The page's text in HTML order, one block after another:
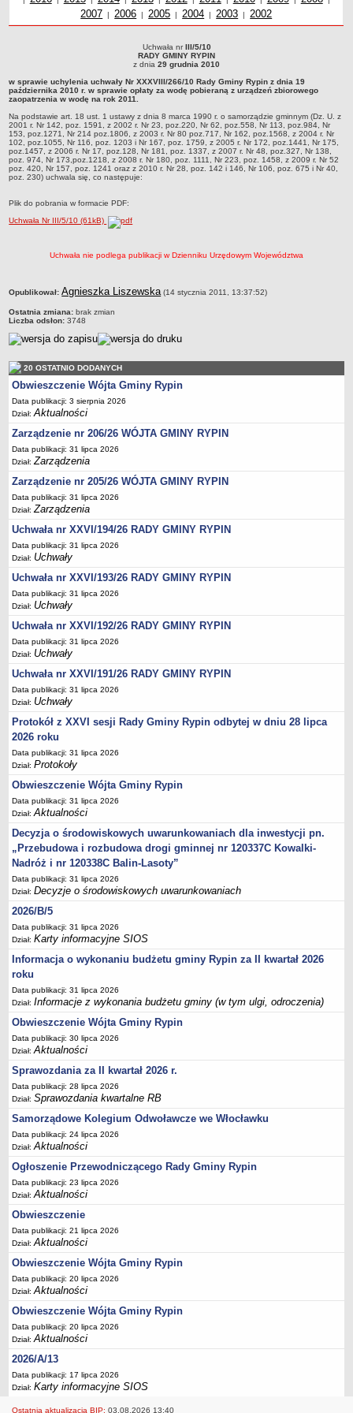
Dane statystyczne
Związki i stowarzyszenia
Realizacja zadań publicznych
Rejestr zbiorów danych osobowych
Rejestr instytucji kultury
RODO Klauzule informacyjne
AKTUALNOŚCI I OGŁOSZENIA
URZĄD GMINY
Tabela informacyjna
Czas pracy urzędu
Nr konta bankowego, NIP, REGON
Pracownicy urzędu - baza magazynowo - warsztatowa
Kompetencje referatów
Regulamin organizacyjny
Ogłoszenia o naborze na wolne stanowiska urzędnicze
Lista kandydatów spełniających wymagania formalne w naborach na
wolne stanowiska urzędnicze
Wyniki naboru na wolne stanowiska urzędnicze
Petycje
Sygnaliści
Galeria
Raporty o stanie dostępności
Wnioski
WŁADZE I STRUKTURA
Struktura organizacyjna
Rada gminy
Wójt
Urząd gminy
Jednostki organizacyjne, GOPS, Instytucja kultury, OSP
Jednostki pomocnicze - sołectwa
Plan pracy komisji rewizyjnej
Sesje Rady Gminy Rypin
Strategia rozwoju
Uchwały
Projekty uchwał
Protokoły
Imienne wykazy głosowań radnych
Postać dokumentów
Akty Prawne, Dzienniki Ustaw, Monitory Polskie
Prawo miejscowe
Zarządzenia
Studium uwarunkowań i kierunków zagospodarowania
przestrzennego
Dane przestrzenne - MPZP
Stałe obwody głosowania, numery, granice oraz siedziby
obwodowych komisji wyborczych, opis granic okręgów wyborczych
Plan ogólny gminy Rypin
FINANSE GMINY
Budżet
Zmiany budżetu
Wieloletnia Prognoza Finansowa
Majątek gminy
Majątek jednostek organizacyjnych
Dług publiczny
Realizacja inwestycji
Sprawozdania z wykonania budżetu
Sprawozdania kwartalne RB
Sprawozdania finansowe
Informacje z wykonania budżetu gminy (w tym ulgi, odroczenia)
Interpretacje indywidualne
BUDOWA PRZYDOMOWYCH OCZYSZCZALNI ŚCIEKÓW -
DOFINANSOWANIE
Preferencyjny zakup węgla
Wykaz spraw
2007 | Uchwały z roku
2006 | Uchwały z roku
2005 | Uchwały z roku
2004 | Uchwały z roku
2003 | Uchwały z roku
2002
Uchwała nr III/5/10RADY GMINY RYPINz dnia 29 grudnia 2010w sprawie uchylenia
uchwały Nr XXXVIII/266/10 Rady Gminy Rypin z dnia 19 października 2010 r. w
na rok 2011.Na podstawie art. 18 ust. 1 ustawy z dnia 8 marca 1990 r. o
samorządzie gminnym (Dz. U. z 2001 r. Nr 142, poz. 1591, z 2002 r. Nr 23, poz.220,
Nr 62, poz.558, Nr 113, poz.984, Nr 153, poz.1271, Nr 214 poz.1806, z 2003 r. Nr 80
1759, z 2005 r. Nr 172, poz.1441, Nr 175, poz.1457, z 2006 r. Nr 17, poz.128, Nr 181,
poz. 1337, z 2007 r. Nr 48, poz.327, Nr 138, poz. 974, Nr 173,poz.1218, z 2008 r. Nr
180, poz. 1111, Nr 223, poz. 1458, z 2009 r. Nr 52 poz. 420, Nr 157, poz. 1241 oraz z
2010 r. Nr 28, poz. 142 i 146, Nr 106, poz. 675 i Nr 40, poz. 230) uchwala się, co
następuje:
Uchwała nrIII/5/10
RADY GMINY RYPIN
z dnia 29 grudnia 2010
w sprawie uchylenia uchwały Nr XXXVIII/266/10 Rady Gminy Rypin z dnia 19
października 2010 r. w sprawie opłaty za wodę pobieraną z urządzeń zbiorowego
zaopatrzenia w wodę na rok 2011.
Na podstawie art. 18 ust. 1 ustawy z dnia 8 marca 1990 r. o samorządzie gminnym (Dz. U. z
2001 r. Nr 142, poz. 1591, z 2002 r. Nr 23, poz.220, Nr 62, poz.558, Nr 113, poz.984, Nr
153, poz.1271, Nr 214 poz.1806, z 2003 r. Nr 80 poz.717, Nr 162, poz.1568, z 2004 r. Nr
102, poz.1055, Nr 116, poz. 1203 i Nr 167, poz. 1759, z 2005 r. Nr 172, poz.1441, Nr 175,
poz.1457, z 2006 r. Nr 17, poz.128, Nr 181, poz. 1337, z 2007 r. Nr 48, poz.327, Nr 138,
poz. 974, Nr 173,poz.1218, z 2008 r. Nr 180, poz. 1111, Nr 223, poz. 1458, z 2009 r. Nr 52
poz. 420, Nr 157, poz. 1241 oraz z 2010 r. Nr 28, poz. 142 i 146, Nr 106, poz. 675 i Nr 40,
poz. 230) uchwala się, co następuje:
Plik do pobrania w formacie PDF:
Uchwała Nr III/5/10 (61kB)
Uchwała nie podlega publikacji w Dzienniku Urzędowym Województwa
Opublikował: Agnieszka Liszewska (14 stycznia 2011, 13:37:52)
Ostatnia zmiana: brak zmian
Liczba odsłon: 3748
20 OSTATNIO DODANYCH
Obwieszczenie Wójta Gminy Rypin
Data publikacji: 3 sierpnia 2026
Dział:Aktualności
Zarządzenie nr 206/26 WÓJTA GMINY RYPIN
Data publikacji: 31 lipca 2026
Dział:Zarządzenia
Zarządzenie nr 205/26 WÓJTA GMINY RYPIN
Data publikacji: 31 lipca 2026
Dział:Zarządzenia
Uchwała nr XXVI/194/26 RADY GMINY RYPIN
Data publikacji: 31 lipca 2026
Dział: Uchwały
Uchwała nr XXVI/193/26 RADY GMINY RYPIN
Data publikacji: 31 lipca 2026
Dział: Uchwały
Uchwała nr XXVI/192/26 RADY GMINY RYPIN
Data publikacji: 31 lipca 2026
Dział: Uchwały
Uchwała nr XXVI/191/26 RADY GMINY RYPIN
Data publikacji: 31 lipca 2026
Dział: Uchwały
Protokół z XXVI sesji Rady Gminy Rypin odbytej w dniu 28 lipca
2026 roku
Data publikacji: 31 lipca 2026
Dział:Protokoły
Obwieszczenie Wójta Gminy Rypin
Data publikacji: 31 lipca 2026
Dział:Aktualności
Decyzja o środowiskowych uwarunkowaniach dla inwestycji pn.
„Przebudowa i rozbudowa drogi gminnej nr 120337C Kowalki-
Nadróż i nr 120338C Balin-Lasoty”
Data publikacji: 31 lipca 2026
Dział:Decyzje o środowiskowych uwarunkowaniach
2026/B/5
Data publikacji: 31 lipca 2026
Dział:Karty informacyjne SIOS
Informacja o wykonaniu budżetu gminy Rypin za II kwartał 2026
roku
Data publikacji: 31 lipca 2026
Dział:Informacje z wykonania budżetu gminy (w tym ulgi, odroczenia)
Obwieszczenie Wójta Gminy Rypin
Data publikacji: 30 lipca 2026
Dział:Aktualności
Sprawozdania za II kwartał 2026 r.
Data publikacji: 28 lipca 2026
Dział:Sprawozdania kwartalne RB
Samorządowe Kolegium Odwoławcze we Włocławku
Data publikacji: 24 lipca 2026
Dział:Aktualności
Ogłoszenie Przewodniczącego Rady Gminy Rypin
Data publikacji: 23 lipca 2026
Dział:Aktualności
Obwieszczenie
Data publikacji: 21 lipca 2026
Dział:Aktualności
Obwieszczenie Wójta Gminy Rypin
Data publikacji: 20 lipca 2026
Dział:Aktualności
Obwieszczenie Wójta Gminy Rypin
Data publikacji: 20 lipca 2026
Dział:Aktualności
2026/A/13
Data publikacji: 17 lipca 2026
Dział:Karty informacyjne SIOS
Ostatnia aktualizacja BIP: 03.08.2026 13:40